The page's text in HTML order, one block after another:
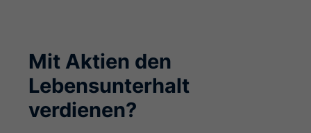
Mit Aktien den
Lebensunterhalt
verdienen?